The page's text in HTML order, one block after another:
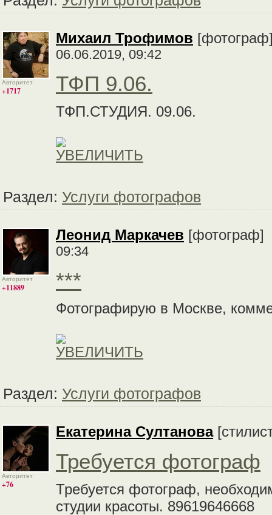
Авторитет
+1717
Михаил Трофимов
06.06.2019, 09:42
ТФП 9.06.
ТФП.СТУДИЯ. 09.06.
Раздел: Услуги фотографов
Авторитет
+11889
Леонид Маркачев [фотограф]
09:34
***
Фотографирую в Москве,
Раздел: Услуги фотографов
Авторитет
+76
Екатерина Султанова
Требуется фотограф
Требуется фотограф,
студии красоты. 89619646668